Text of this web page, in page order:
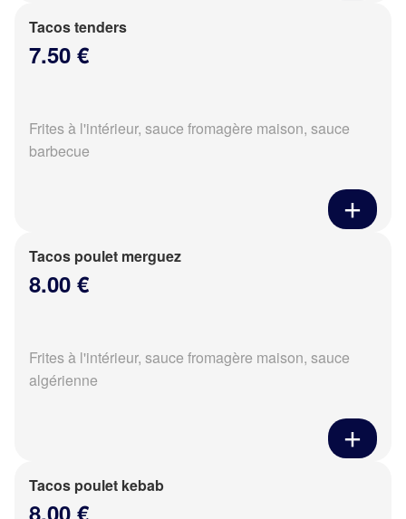
Tacos tenders
7.50 €
Frites à l'intérieur, sauce fromagère maison, sauce
barbecue
Tacos poulet merguez
8.00 €
Frites à l'intérieur, sauce fromagère maison, sauce
algérienne
Tacos poulet kebab
8.00 €